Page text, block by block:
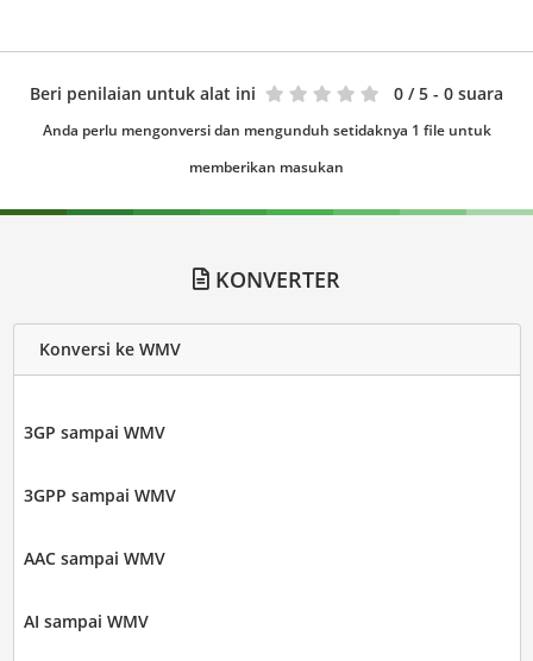
Beri penilaian untuk alat ini 0 / 5 - 0 suara
Anda perlu mengonversi dan mengunduh setidaknya 1 file untuk
memberikan masukan
KONVERTER
Konversi ke WMV
3GP sampai WMV
3GPP sampai WMV
AAC sampai WMV
AI sampai WMV